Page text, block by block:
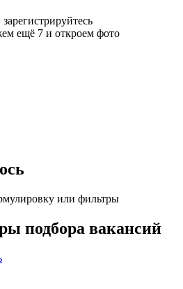
ещё 7 и откроем фото
или фильтры
подбора вакансий